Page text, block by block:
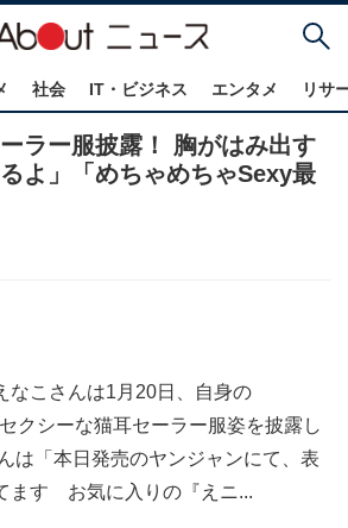
社会 IT・ビジネス エンタメ リサ
ラー服披露！ 胸がはみ出す
よ」「めちゃめちゃSexy最
なこさんは1月20日、自身の
クシーな猫耳セーラー服姿を披露し
は「本日発売のヤンジャンにて、表
ます お気に入りの『えニ...